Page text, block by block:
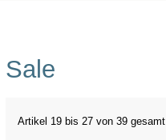
sale
Artikel 19 bis 27 von 39 gesamt